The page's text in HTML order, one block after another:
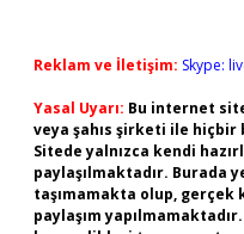
Reklam ve İletişim: Skype:
Yasal Uyarı: Bu internet
veya şahıs şirketi ile hiçbir
Sitede yalnızca kendi
paylaşılmaktadır. Burada
taşımamakta olup, gerçek
paylaşım